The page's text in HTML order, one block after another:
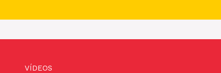
VÍDEOS